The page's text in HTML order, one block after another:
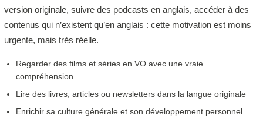
version originale, suivre des podcasts en anglais, accéder à des
contenus qui n’existent qu’en anglais : cette motivation est moins
urgente, mais très réelle.
Regarder des films et séries en VO avec une vraie
compréhension
Lire des livres, articles ou newsletters dans la langue originale
Enrichir sa culture générale et son développement personnel